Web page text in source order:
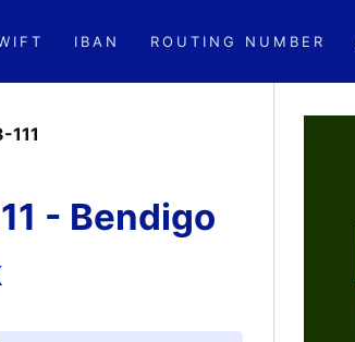
IBAN ROUTING NUMBER
111
- Bendigo